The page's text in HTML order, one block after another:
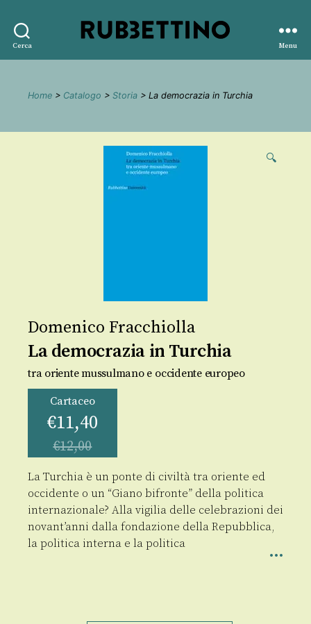
Cerca
editore
Menu
Home > Catalogo > Storia > La democrazia in Turchia
🔍
Domenico Fracchiolla
La democrazia in Turchia
tra oriente mussulmano e occidente europeo
Cartaceo
€11,40
€12,00
La Turchia è un ponte di civiltà tra oriente ed
occidente o un “Giano bifronte” della politica
internazionale? Alla vigilia delle celebrazioni dei
novant’anni dalla fondazione della Repubblica,
la politica interna e la politica